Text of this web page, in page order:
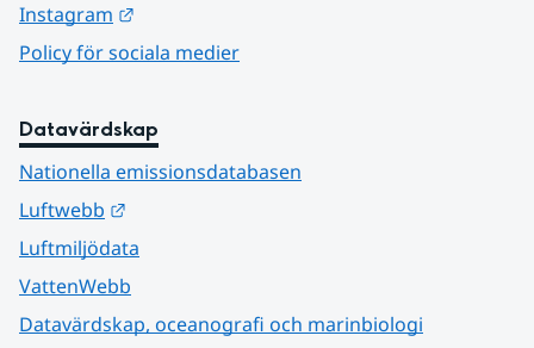
Instagram
Policy för sociala medier
Datavärdskap
Nationella emissionsdatabasen
Luftwebb
Luftmiljödata
VattenWebb
Datavärdskap, oceanografi och marinbiologi